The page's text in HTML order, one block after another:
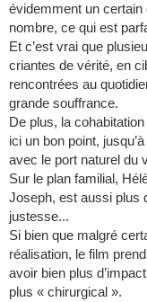
évidemment un certain
nombre, ce qui est
Et c’est vrai que
criantes de vérité, en
rencontrées au
grande souffrance.
De plus, la
ici un bon point,
avec le port naturel du
Sur le plan familial,
Joseph, est aussi plus
justesse...
Si bien que malgré
réalisation, le film
avoir bien plus
plus « chirurgical ».